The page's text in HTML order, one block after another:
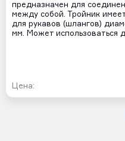
предназначен для
между собой. Тройник
для рукавов (шлангов)
мм. Может использоваться
Цена: